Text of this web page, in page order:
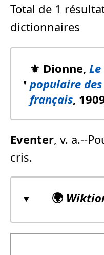
Total de 1
dictionnaires
⚜️ Dionne,
populaire
français,
Eventer, v. a.--
cris.
🌍